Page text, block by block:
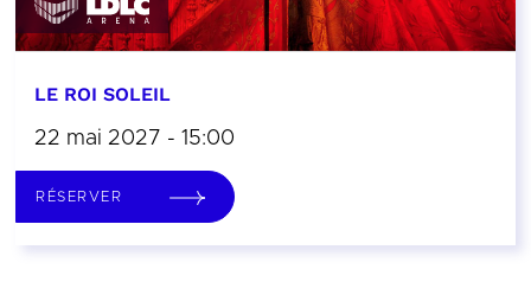
LE ROI SOLEIL
22 mai 2027 - 15:00
RÉSERVER